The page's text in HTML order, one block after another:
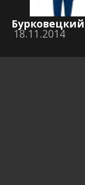
Бурковецкий
18.11.2014